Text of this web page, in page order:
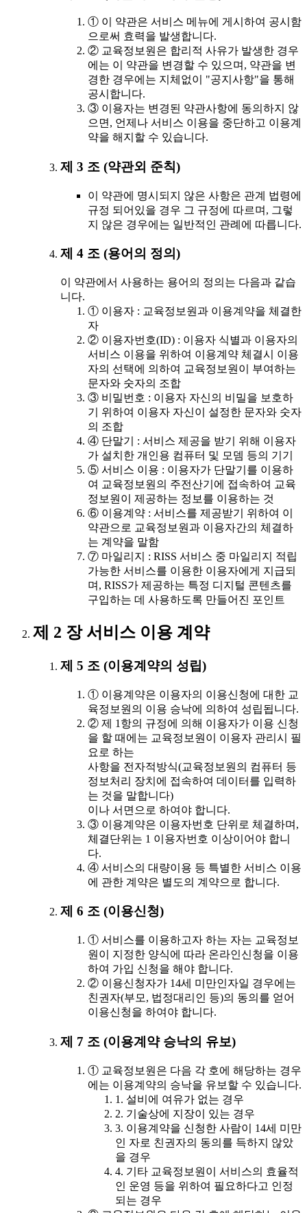
① 이 약관은 서비스 메뉴에 게시하여 공시함
으로써 효력을 발생합니다.
② 교육정보원은 합리적 사유가 발생한 경우
에는 이 약관을 변경할 수 있으며, 약관을 변
경한 경우에는 지체없이 "공지사항"을 통해
공시합니다.
③ 이용자는 변경된 약관사항에 동의하지 않
으면, 언제나 서비스 이용을 중단하고 이용계
약을 해지할 수 있습니다.
제 3 조 (약관외 준칙)
이 약관에 명시되지 않은 사항은 관계 법령에
규정 되어있을 경우 그 규정에 따르며, 그렇
지 않은 경우에는 일반적인 관례에 따릅니다.
제 4 조 (용어의 정의)
이 약관에서 사용하는 용어의 정의는 다음과 같습
니다.
① 이용자 : 교육정보원과 이용계약을 체결한
자
② 이용자번호(ID) : 이용자 식별과 이용자의
서비스 이용을 위하여 이용계약 체결시 이용
자의 선택에 의하여 교육정보원이 부여하는
문자와 숫자의 조합
③ 비밀번호 : 이용자 자신의 비밀을 보호하
기 위하여 이용자 자신이 설정한 문자와 숫자
의 조합
④ 단말기 : 서비스 제공을 받기 위해 이용자
가 설치한 개인용 컴퓨터 및 모뎀 등의 기기
⑤ 서비스 이용 : 이용자가 단말기를 이용하
여 교육정보원의 주전산기에 접속하여 교육
정보원이 제공하는 정보를 이용하는 것
⑥ 이용계약 : 서비스를 제공받기 위하여 이
약관으로 교육정보원과 이용자간의 체결하
는 계약을 말함
⑦ 마일리지 : RISS 서비스 중 마일리지 적립
가능한 서비스를 이용한 이용자에게 지급되
며, RISS가 제공하는 특정 디지털 콘텐츠를
구입하는 데 사용하도록 만들어진 포인트
제 2 장 서비스 이용 계약
제 5 조 (이용계약의 성립)
① 이용계약은 이용자의 이용신청에 대한 교
육정보원의 이용 승낙에 의하여 성립됩니다.
② 제 1항의 규정에 의해 이용자가 이용 신청
을 할 때에는 교육정보원이 이용자 관리시 필
요로 하는
사항을 전자적방식(교육정보원의 컴퓨터 등
정보처리 장치에 접속하여 데이터를 입력하
는 것을 말합니다)
이나 서면으로 하여야 합니다.
③ 이용계약은 이용자번호 단위로 체결하며,
체결단위는 1 이용자번호 이상이어야 합니
다.
④ 서비스의 대량이용 등 특별한 서비스 이용
에 관한 계약은 별도의 계약으로 합니다.
제 6 조 (이용신청)
① 서비스를 이용하고자 하는 자는 교육정보
원이 지정한 양식에 따라 온라인신청을 이용
하여 가입 신청을 해야 합니다.
② 이용신청자가 14세 미만인자일 경우에는
친권자(부모, 법정대리인 등)의 동의를 얻어
이용신청을 하여야 합니다.
제 7 조 (이용계약 승낙의 유보)
① 교육정보원은 다음 각 호에 해당하는 경우
에는 이용계약의 승낙을 유보할 수 있습니다.
1. 설비에 여유가 없는 경우
2. 기술상에 지장이 있는 경우
3. 이용계약을 신청한 사람이 14세 미만
인 자로 친권자의 동의를 득하지 않았
을 경우
4. 기타 교육정보원이 서비스의 효율적
인 운영 등을 위하여 필요하다고 인정
되는 경우